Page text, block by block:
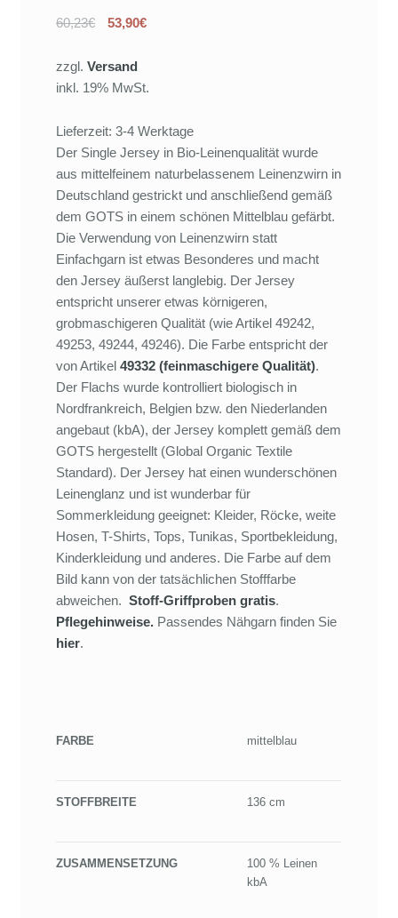
60,23€ 53,90€
zzgl.Versand
inkl. 19% MwSt.
Lieferzeit: 3-4 Werktage
Der Single Jersey in Bio-Leinenqualität wurde
aus mittelfeinem naturbelassenem Leinenzwirn in
Deutschland gestrickt und anschließend gemäß
dem GOTS in einem schönen Mittelblau gefärbt.
Die Verwendung von Leinenzwirn statt
Einfachgarn ist etwas Besonderes und macht
den Jersey äußerst langlebig. Der Jersey
entspricht unserer etwas körnigeren,
grobmaschigeren Qualität (wie Artikel 49242,
49253, 49244, 49246). Die Farbe entspricht der
von Artikel49332 (feinmaschigere Qualität).
Der Flachs wurde kontrolliert biologisch in
Nordfrankreich, Belgien bzw. den Niederlanden
angebaut (kbA), der Jersey komplett gemäß dem
GOTS hergestellt (Global Organic Textile
Standard). Der Jersey hat einen wunderschönen
Leinenglanz und ist wunderbar für
Sommerkleidung geeignet: Kleider, Röcke, weite
Hosen, T-Shirts, Tops, Tunikas, Sportbekleidung,
Kinderkleidung und anderes. Die Farbe auf dem
Bild kann von der tatsächlichen Stofffarbe
abweichen.Stoff-Griffproben gratis.
Pflegehinweise. Passendes Nähgarn finden Sie
hier.
FARBE mittelblau
STOFFBREITE 136 cm
ZUSAMMENSETZUNG
100 % Leinen
kbA